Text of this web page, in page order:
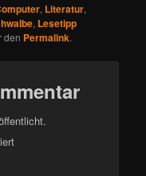
, Literatur,
, Lesetipp
den Permalink.